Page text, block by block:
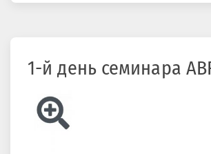
1-й день семинара